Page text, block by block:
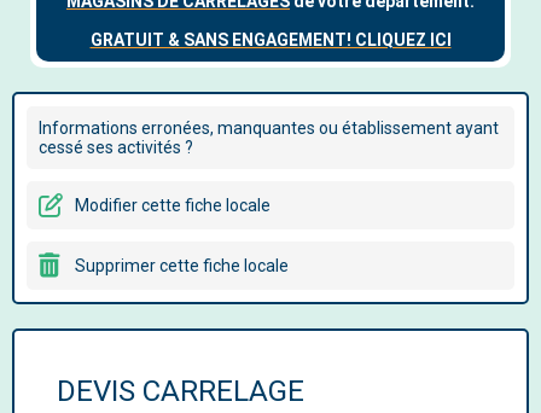
Informations erronées, manquantes ou établissement ayant
cessé ses activités ?
Modifier cette fiche locale
Supprimer cette fiche locale
DEVIS CARRELAGE